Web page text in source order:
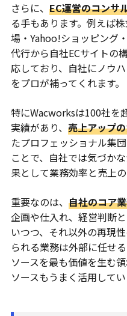
さらに、EC運営のコンサ
る手もあります。例えば
場・Yahoo!ショッピング
代行から自社ECサイトの
応しており、自社にノウ
をプロが補ってくれます。
特にWacworksは100社を
実績があり、売上アップ
たプロフェッショナル集
ことで、自社では気づか
果として業務効率と売上
重要なのは、自社のコア
企画や仕入れ、経営判断
いつつ、それ以外の再現
られる業務は外部に任せ
ソースを最も価値を生む
ソースもうまく活用してい